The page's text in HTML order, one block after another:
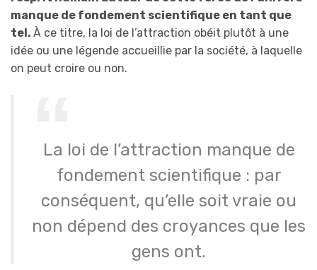
manque de fondement scientifique en tant que
tel. À ce titre, la loi de l’attraction obéit plutôt à une
idée ou une légende accueillie par la société, à laquelle
on peut croire ou non.
La loi de l’attraction manque de
fondement scientifique : par
conséquent, qu’elle soit vraie ou
non dépend des croyances que les
gens ont.